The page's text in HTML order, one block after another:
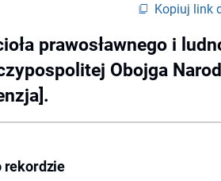
Kopiuj link
prawosławnego i
Obojga
rekordzie